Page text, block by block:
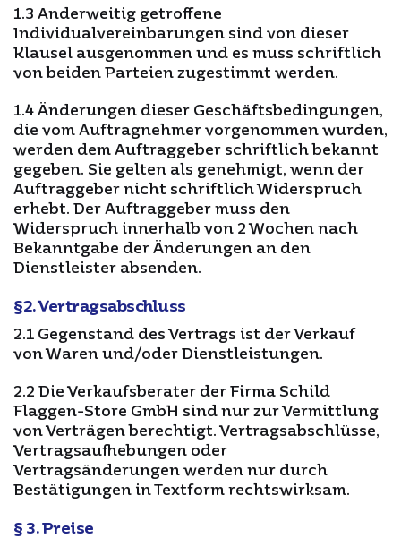
1.3 Anderweitig getroffene
Individualvereinbarungen sind von dieser
Klausel ausgenommen und es muss schriftlich
von beiden Parteien zugestimmt werden.
1.4 Änderungen dieser Geschäftsbedingungen,
die vom Auftragnehmer vorgenommen wurden,
werden dem Auftraggeber schriftlich bekannt
gegeben. Sie gelten als genehmigt, wenn der
Auftraggeber nicht schriftlich Widerspruch
erhebt. Der Auftraggeber muss den
Widerspruch innerhalb von 2 Wochen nach
Bekanntgabe der Änderungen an den
Dienstleister absenden.
§2. Vertragsabschluss
2.1 Gegenstand des Vertrags ist der Verkauf
von Waren und/oder Dienstleistungen.
2.2 Die Verkaufsberater der Firma Schild
Flaggen-Store GmbH sind nur zur Vermittlung
von Verträgen berechtigt. Vertragsabschlüsse,
Vertragsaufhebungen oder
Vertragsänderungen werden nur durch
Bestätigungen in Textform rechtswirksam.
§ 3. Preise